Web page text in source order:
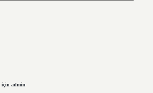
için admin